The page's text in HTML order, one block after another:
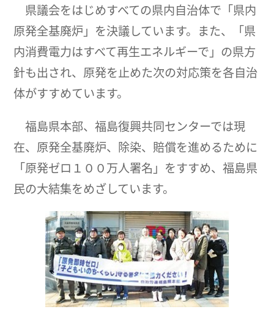
県議会をはじめすべての県内自治体で「県内
原発全基廃炉」を決議しています。また、「県
内消費電力はすべて再生エネルギーで」の県方
針も出され、原発を止めた次の対応策を各自治
体がすすめています。
福島県本部、福島復興共同センターでは現
在、原発全基廃炉、除染、賠償を進めるために
「原発ゼロ１００万人署名」をすすめ、福島県
民の大結集をめざしています。